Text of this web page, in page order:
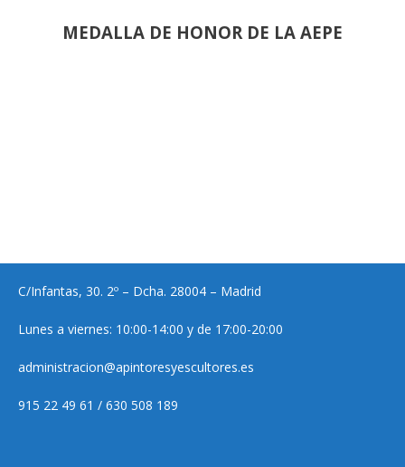
MEDALLA DE HONOR DE LA AEPE
C/Infantas, 30. 2º – Dcha. 28004 – Madrid
Lunes a viernes: 10:00-14:00 y de 17:00-20:00
administracion@apintoresyescultores.es
915 22 49 61 / 630 508 189